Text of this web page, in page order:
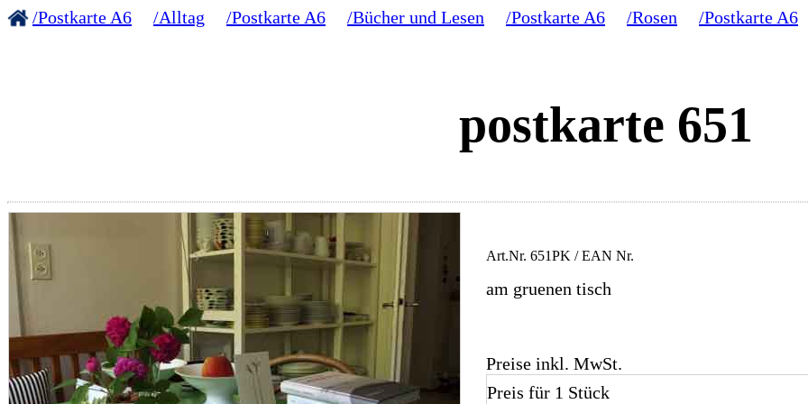
/Postkarte A6 /Alltag /Postkarte A6 /Bücher und Lesen /Postkarte A6 /Rosen /Postkarte A6
postkarte 651
Art.Nr.651PK / EAN Nr.
am gruenen tisch
Preise inkl. MwSt.
Preis für 1 Stück